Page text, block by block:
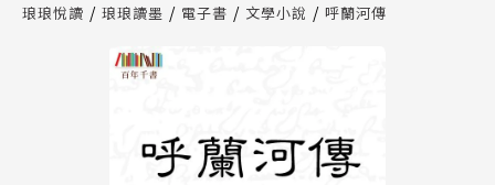
請圖文教學
【公告】琅琅讀墨數位閱讀資產合併與書櫃開通申請
琅琅悅讀 琅琅讀墨 電子書 文學小說 呼蘭河傳